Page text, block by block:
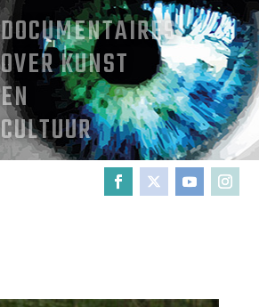
DOCUMENTAIRES
OVER KUNST
EN
CULTUUR